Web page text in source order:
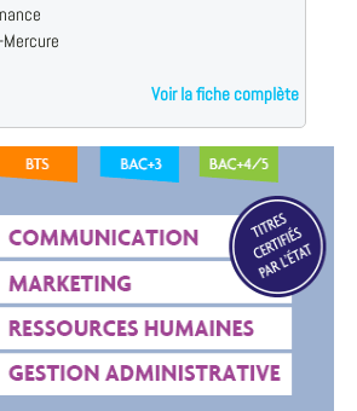
Voir la fiche complète